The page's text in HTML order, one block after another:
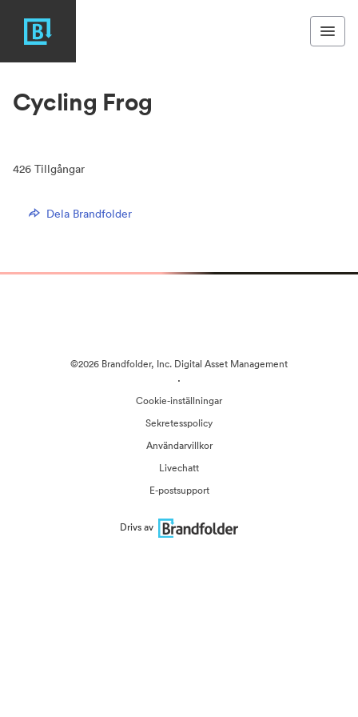
Cycling Frog
426 Tillgångar
Dela Brandfolder
©2026 Brandfolder, Inc. Digital Asset Management
·
Cookie-inställningar
Sekretesspolicy
Användarvillkor
Livechatt
E-postsupport
Drivs av